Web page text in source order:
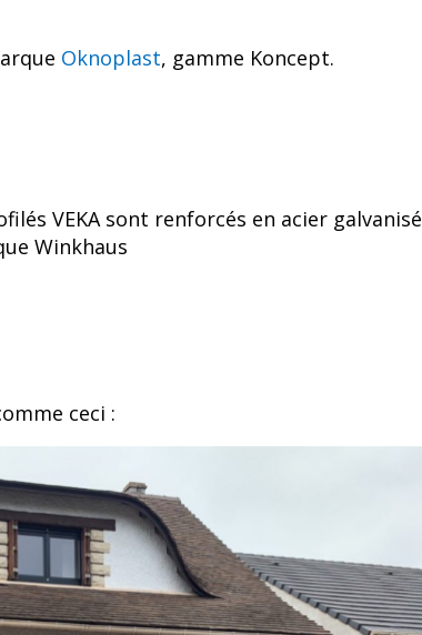
Oknoplast, gamme Koncept.
VEKA sont renforcés en acier galvanisé
Winkhaus
ceci :